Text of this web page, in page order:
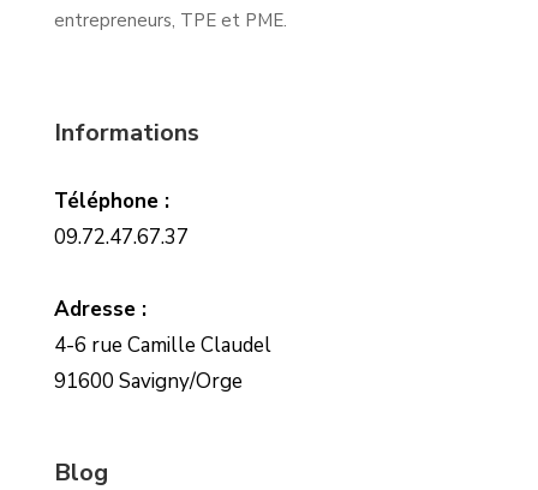
entrepreneurs, TPE et PME.
Informations
Téléphone :
09.72.47.67.37
Adresse :
4-6 rue Camille Claudel
91600 Savigny/Orge
Blog